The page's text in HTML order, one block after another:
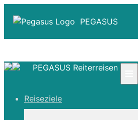
PEGASUS
☎ Deutschland 0800 - 505 18 01
PEGASUS Reiterreisen
Reiseziele